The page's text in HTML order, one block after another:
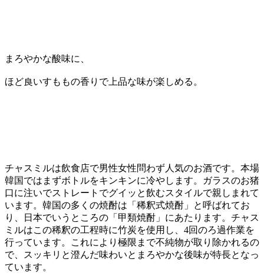
まろやかな酸味に、
ほど良いすももの香りで上品な味が楽しめる。
チャスミルは飲食店で男性女性問わず人気のお酒です。本場
韓国ではまずボトルをキンキンに冷やします。ガラスのお猪
口に注いでストレートでグイッと飲むスタイルで親しまれて
います。韓国の多くの焼酎は「稀釈式焼酎」と呼ばれてお
り、日本でいうところの「甲類焼酎」にあたります。チャス
ミルはこの稀釈の工程時に竹炭を使用し、4回のろ過作業を
行っています。これにより極限まで不純物が取り除かれるの
で、スッキリと澄んだ味わいとまろやかな後味が特長となっ
ています。